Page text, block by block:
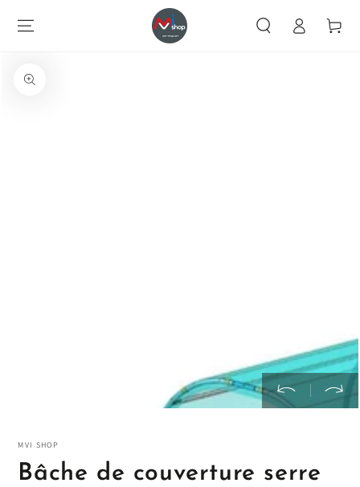
Identification
Chariot
SUR LE PRODUIT
MVI SHOP
Bâche de couverture serre